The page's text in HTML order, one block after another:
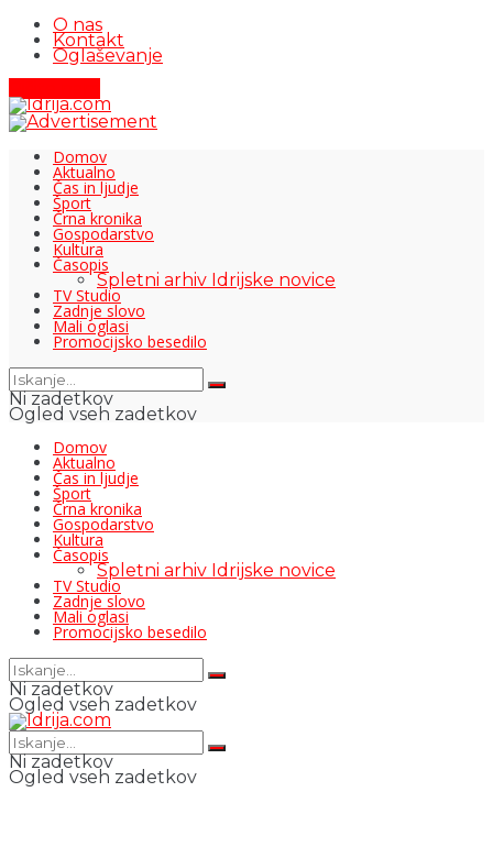
O nas
Kontakt
Oglaševanje
Domov
Aktualno
Čas in ljudje
Šport
Črna kronika
Gospodarstvo
Kultura
Časopis
Spletni arhiv Idrijske novice
TV Studio
Zadnje slovo
Mali oglasi
Promocijsko besedilo
Ni zadetkov
Ogled vseh zadetkov
Domov
Aktualno
Čas in ljudje
Šport
Črna kronika
Gospodarstvo
Kultura
Časopis
Spletni arhiv Idrijske novice
TV Studio
Zadnje slovo
Mali oglasi
Promocijsko besedilo
Ni zadetkov
Ogled vseh zadetkov
Ni zadetkov
Ogled vseh zadetkov